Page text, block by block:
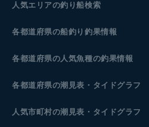
人気エリアの釣り船検索
各都道府県の船釣り釣果情報
各都道府県の人気魚種の釣果情報
各都道府県の潮見表 ・タイドグラフ
人気市町村の潮見表・タイドグラフ